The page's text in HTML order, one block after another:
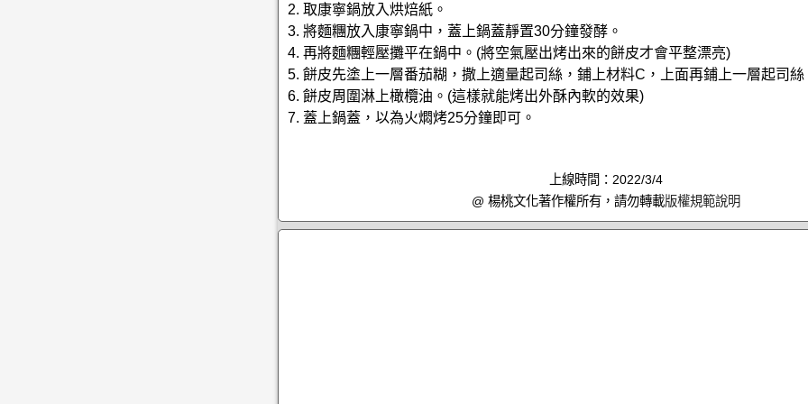
2. 取康寧鍋放入烘焙紙。
3. 將麵糰放入康寧鍋中，蓋上鍋蓋靜置30分鐘發酵。
4. 再將麵糰輕壓攤平在鍋中。(將空氣壓出烤出來的餅皮才會平整漂亮)
5. 餅皮先塗上一層番茄糊，撒上適量起司絲，鋪上材料C，上面再鋪上一層起司絲
6. 餅皮周圍淋上橄欖油。(這樣就能烤出外酥內軟的效果)
7. 蓋上鍋蓋，以為火燜烤25分鐘即可。
上線時間：2022/3/4
@ 楊桃文化著作權所有，請勿轉載版權規範說明